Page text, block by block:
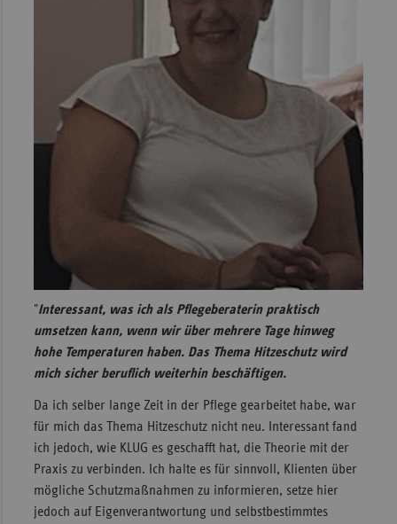
"Interessant, was ich als Pflegeberaterin praktisch
umsetzen kann, wenn wir über mehrere Tage hinweg
hohe Temperaturen haben. Das Thema Hitzeschutz wird
mich sicher beruflich weiterhin beschäftigen.
Da ich selber lange Zeit in der Pflege gearbeitet habe, war
für mich das Thema Hitzeschutz nicht neu. Interessant fand
ich jedoch, wie KLUG es geschafft hat, die Theorie mit der
Praxis zu verbinden. Ich halte es für sinnvoll, Klienten über
mögliche Schutzmaßnahmen zu informieren, setze hier
jedoch auf Eigenverantwortung und selbstbestimmtes